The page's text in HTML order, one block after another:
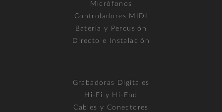
Micrófonos
Controladores MIDI
Batería y Percusión
Directo e Instalación
Grabadoras Digitales
Hi-Fi y Hi-End
Cables y Conectores